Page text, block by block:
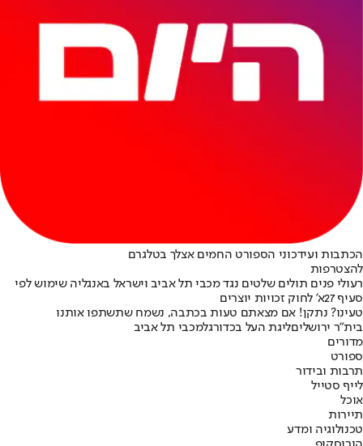
הכתבות ועידכוני הספורט החמים אצלך בטלגרם
להצטרפות
רעולי פנים תולים שלטים נגד מכבי תל אביב וישראל באנגליה שימוש לפי
סעיף 27א' לחוק זכויות יוצרים
טעינו? נתקן! אם מצאתם טעות בכתבה, נשמח שתשתפו אותנו
בית"ר ירושליםליגת העל בכדורגלמכבי תל אביב
מדורים
ספורט
תרבות ובידור
לייף סטייל
אוכל
תיירות
טכנולוגיה ומדע